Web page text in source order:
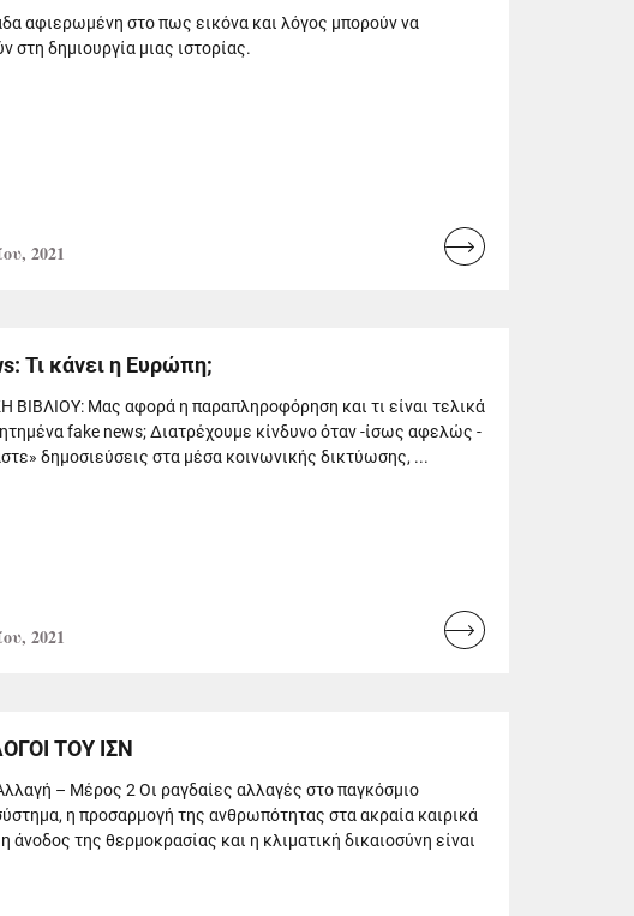
αφιερωμένη στο πως εικόνα και λόγος μπορούν να
στη δημιουργία μιας ιστορίας.
2021
Read
Τι κάνει η Ευρώπη;
ΒΙΒΛΙΟΥ: Μας αφορά η παραπληροφόρηση και τι είναι τελικά
fake news; Διατρέχουμε κίνδυνο όταν -ίσως αφελώς -
δημοσιεύσεις στα μέσα κοινωνικής δικτύωσης, ...
2021
Read
ΤΟΥ ΙΣΝ
– Mέρος 2 Οι ραγδαίες αλλαγές στο παγκόσμιο
η προσαρμογή της ανθρωπότητας στα ακραία καιρικά
άνοδος της θερμοκρασίας και η κλιματική δικαιοσύνη είναι